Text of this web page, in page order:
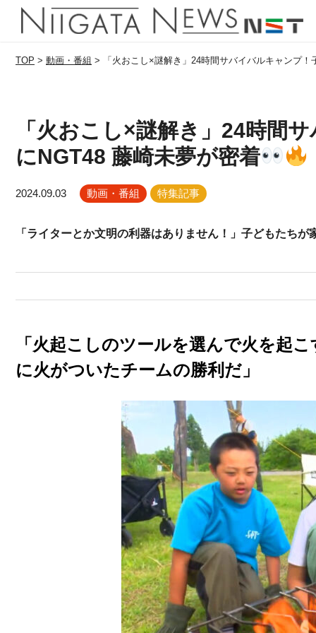
TOP > 動画・番組 > 「火おこし×謎解き」24時間サバイバルキャンプ
「火おこし×謎解き」24時間
にNGT48 藤崎未夢が密着
2024.09.03 動画・番組 特集記事
「ライターとか文明の利器はありません！」子どもたち
「火起こしのツールを選んで火を起
に火がついたチームの勝利だ」